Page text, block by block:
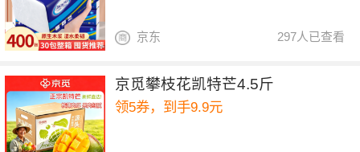
297人已查看
京东
京觅攀枝花凯特芒4.5斤
领5券，到手9.9元